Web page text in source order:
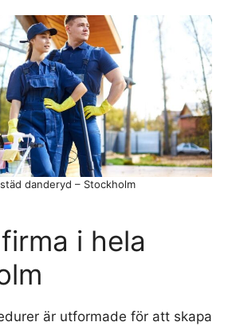
i hela
är utformade för att skapa
danderyd – Stockholm